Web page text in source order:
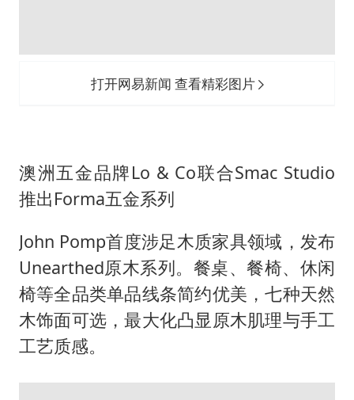
打开网易新闻 查看精彩图片
澳洲五金品牌Lo & Co联合Smac Studio
推出Forma五金系列
John Pomp首度涉足木质家具领域，发布
Unearthed原木系列。餐桌、餐椅、休闲
椅等全品类单品线条简约优美，七种天然
木饰面可选，最大化凸显原木肌理与手工
工艺质感。